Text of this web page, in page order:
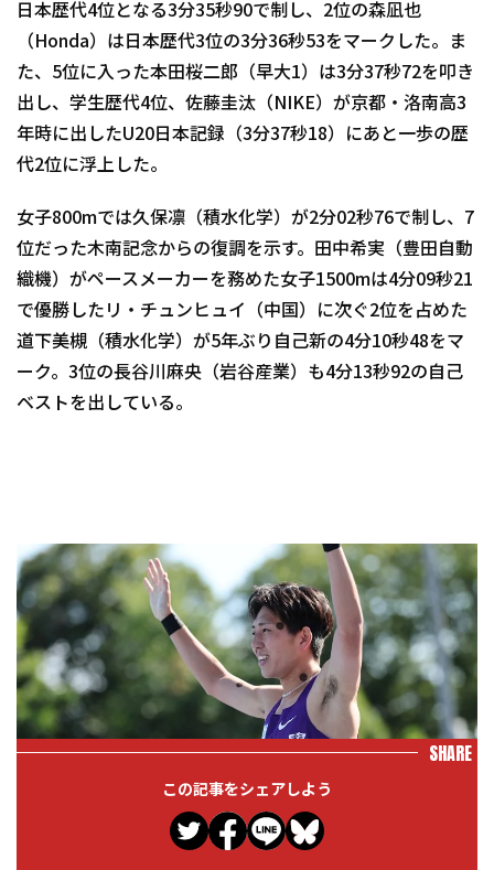
日本歴代4位となる3分35秒90で制し、2位の森凪也
（Honda）は日本歴代3位の3分36秒53をマークした。ま
た、5位に入った本田桜二郎（早大1）は3分37秒72を叩き
出し、学生歴代4位、佐藤圭汰（NIKE）が京都・洛南高3
年時に出したU20日本記録（3分37秒18）にあと一歩の歴
代2位に浮上した。
女子800mでは久保凛（積水化学）が2分02秒76で制し、7
位だった木南記念からの復調を示す。田中希実（豊田自動
織機）がペースメーカーを務めた女子1500mは4分09秒21
で優勝したリ・チュンヒュイ（中国）に次ぐ2位を占めた
道下美槻（積水化学）が5年ぶり自己新の4分10秒48をマ
ーク。3位の長谷川麻央（岩谷産業）も4分13秒92の自己
ベストを出している。
SHARE
この記事をシェアしよう